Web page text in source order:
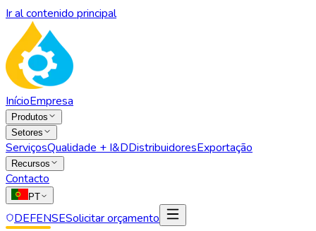
Ir al contenido principal
InícioEmpresa
Produtos
Setores
ServiçosQualidade + I&DDistribuidoresExportação
Recursos
Contacto
PT
DEFENSESolicitar orçamento